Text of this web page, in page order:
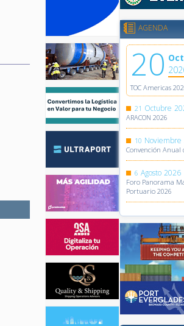
AGENDA
20
TOC Americas
21 Octubre
ARACON 2026
10 Noviembre
Convención Anual
6 Agosto 2026
Foro Panorama
Portuario 2026